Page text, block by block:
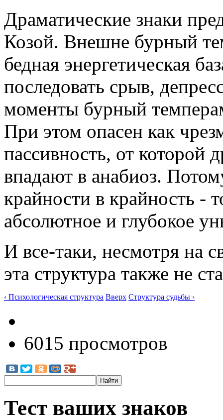
Драматические знаки
Козой. Внешне бурный
бедная энергетическая
последовать срыв,
моменты бурный
При этом опасен как
пассивность, от которой
впадают в анабиоз.
крайности в крайность -
абсолютное и глубокое
И все-таки, несмотря на
эта структура также не
‹ Психологическая структура Вверх Структура судьбы ›
6015 просмотров
Тест ваших знаков